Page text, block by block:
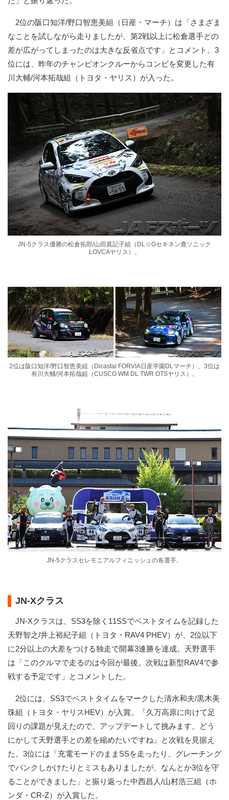
2位の阪口知洋/野口智恵美組（日産・マーチ）は「さまざま
なことを試しながら走りましたが、第2戦以上に松倉選手との
差が広がってしまったのは大きな反省点です」とコメント。3
位には、昨年のチャンピオンクルーからコンビを変更した有
川大輔/河本拓哉組（トヨタ・ヤリス）が入った。
JN-5クラス優勝の松倉拓郎/山田真記子組（DL☆Gセキネン鹿ソニック
LOVCAヤリス）。
2位は阪口知洋/野口智恵美組（Dicastal FORVIA日産学園DLマーチ）、3位は
有川大輔/河本拓哉組（CUSCO WM DL TWR OTSヤリス）。
JN-5クラスセレモニアルフィニッシュの各選手。
JN-Xクラス
JN-Xクラスは、SS3を除く11SSでベストタイムを記録した
天野智之/井上裕紀子組（トヨタ・RAV4 PHEV）が、2位以下
に2分以上の大差をつける独走で開幕3連勝を達成。天野選手
は「このクルマで走るのは今回が最後。次戦は新型RAV4で参
戦する予定です」とコメントした。
2位には、SS3でベストタイムをマークした清水和夫/黒木美
珠組（トヨタ・ヤリスHEV）が入賞。「久万高原に向けて足
回りの課題が見えたので、アップデートして挑みます。どう
にかして天野選手との差を縮めたいですね」と次戦を見据え
た。3位には「充電モードのままSSを走ったり、グレーチング
でパンクしかけたりとミスもありましたが、なんとか3位を守
ることができました」と振り返った中西昌人/山村浩三組（ホ
ンダ・CR-Z）が入賞した。